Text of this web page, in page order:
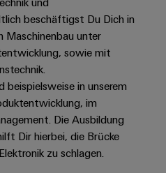
beschäftigst Du Dich in
Maschinenbau unter
sowie mit
beispielsweise in unserem
im
Die Ausbildung
Dir hierbei, die Brücke
zu schlagen.